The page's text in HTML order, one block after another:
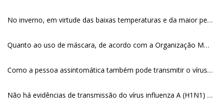
No inverno, em virtude das baixas temperaturas e da maior permanência das pessoas em locais fechados, o risco de transmissão é maior. Mas embora o risco de transmissão seja reduzido antes e depois do inverno, as recomendações para a prevenção do vírus influenza A (H1N1), bem como dos outros tipos de vírus da gripe, são as mesmas: lavar as mãos constantemente, evitar por as mãos na boca e nos olhos, evitar aglomerações em ambientes fechados, proteger a boca e o nariz ao tossir ou espirrar, usar lenço descartável, limpar sempre as superfícies de mesas, telefones, maçanetas e outros móveis e objetos de uso coletivo, bem como ficar atento ao surgimento de casos da doença na comunidade, em ambientes de trabalho ou na escola.
Quanto ao uso de máscara, de acordo com a Organização Mundial da Saúde (OMS), a principal forma de transmissão não é pelo ar, mas sim pelo contato com superfícies contaminadas, por isso o uso de máscaras pela população não é recomendado pelo Ministério da Saúde. Entretanto, quem está doente deve fazer uso de máscara quando houver necessidade de contato com outras pessoas, para não transmitir o vírus.
Como a pessoa assintomática também pode transmitir o vírus (se estiver infectada) é importante lembrar que as medidas de higiene respiratória e pessoal devem ser praticadas independentemente da presença ou não de sintomas, pois apresentam resultado muito importante na interrupção da transmissão.
Não há evidências de transmissão do vírus influenza A (H1N1) pelo consumo de carne de porco ou de quaisquer produtos alimentícios. Ademais, os tratamentos térmicos utilizados comumente no cozimento da carne de porco eliminam qualquer vírus potencialmente perigoso e presente em carne crua. Portanto, é importante que todos os alimentos, inclusive a carne de porco e seus derivados, sejam consumidos bem cozidos. Para que o cozimento seja adequado, a temperatura de 70°C tem que ser atingida em todas as partes dos produtos. As carnes devem perder a aparência rosa ou o aspecto sangrento.